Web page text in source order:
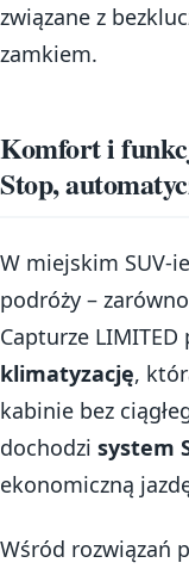
związane z
zamkiem.
Komfort i
Stop,
W miejskim SUV-
podróży –
Capturze
klimatyzację,
kabinie bez
dochodzi system
ekonomiczną
Wśród rozwiązań